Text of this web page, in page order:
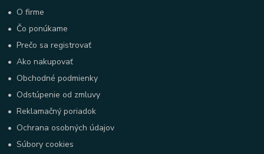
• O firme
• Čo ponúkame
•Prečo sa registrovať
•Ako nakupovať
• Obchodné podmienky
• Odstúpenie od zmluvy
•Reklamačný poriadok
• Ochrana osobných údajov
•Súbory cookies